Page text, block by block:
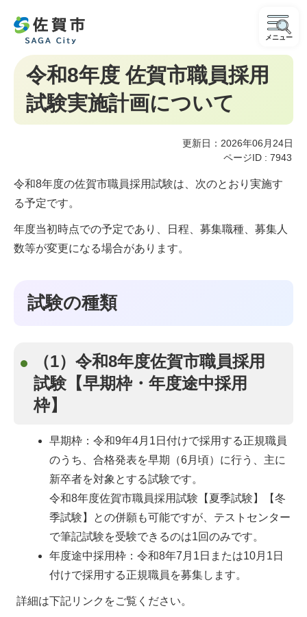
メニュー
令和8年度 佐賀市職員採⽤
試験実施計画について
更新日：2026年06月24日
ページID : 7943
令和8年度の佐賀市職員採用試験は、次のとおり実施す
る予定です。
年度当初時点での予定であり、日程、募集職種、募集人
数等が変更になる場合があります。
試験の種類
（1）令和8年度佐賀市職員採用
試験【早期枠・年度途中採用
枠】
早期枠：令和9年4月1日付けで採用する正規職員
のうち、合格発表を早期（6月頃）に行う、主に
新卒者を対象とする試験です。
令和8年度佐賀市職員採用試験【夏季試験】【冬
季試験】との併願も可能ですが、テストセンター
で筆記試験を受験できるのは1回のみです。
年度途中採用枠：令和8年7月1日または10月1日
付けで採用する正規職員を募集します。
詳細は下記リンクをご覧ください。